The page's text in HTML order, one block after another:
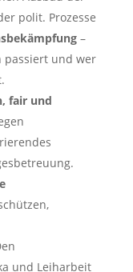
polit. Prozesse
–
passiert und wer
fair und
und Leiharbeit